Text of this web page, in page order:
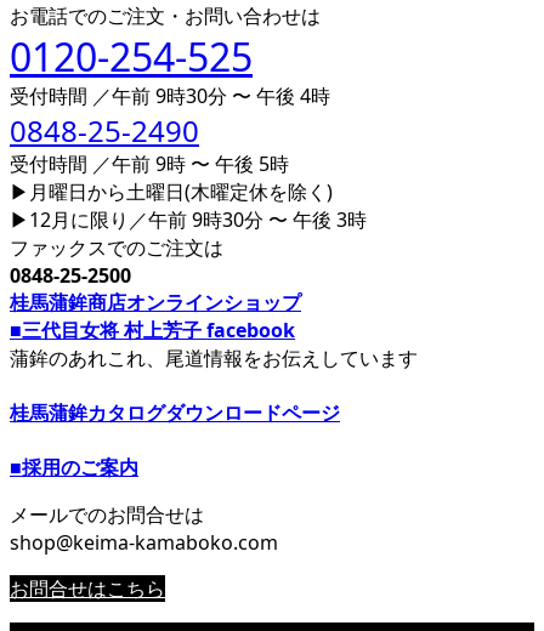
お電話でのご注文・お問い合わせは
0120-254-525
受付時間 ／午前 9時30分 〜 午後 4時
0848-25-2490
受付時間 ／午前 9時 〜 午後 5時
▶月曜日から土曜日(木曜定休を除く)
▶12月に限り／午前 9時30分 〜 午後 3時
ファックスでのご注文は
0848-25-2500
桂馬蒲鉾商店オンラインショップ
■三代目女将 村上芳子 facebook
蒲鉾のあれこれ、尾道情報をお伝えしています
桂馬蒲鉾カタログダウンロードページ
■採用のご案内
メールでのお問合せは
shop@keima-kamaboko.com
お問合せはこちら